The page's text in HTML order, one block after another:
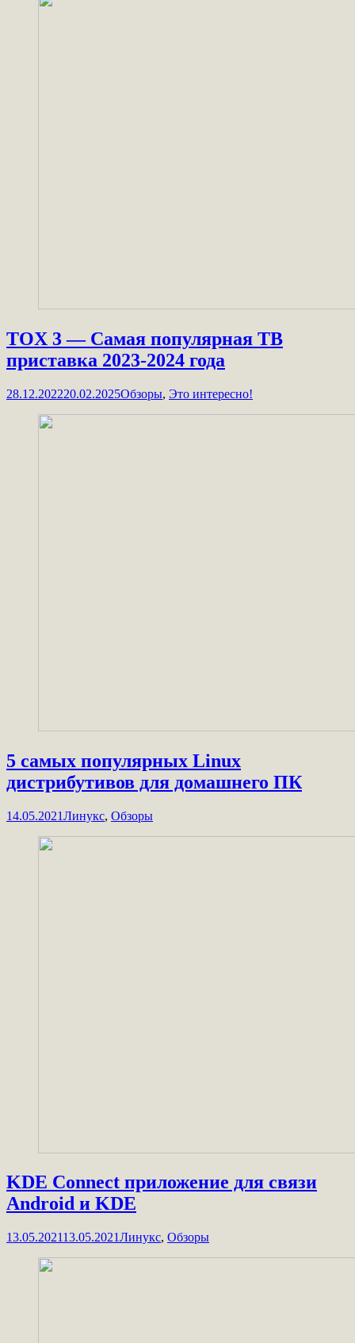
TOX 3 — Самая популярная ТВ
приставка 2023-2024 года
28.12.202220.02.2025Обзоры, Это интересно!
5 самых популярных Linux
дистрибутивов для домашнего ПК
14.05.2021Линукс, Обзоры
KDE Connect приложение для связи
Android и KDE
13.05.202113.05.2021Линукс, Обзоры